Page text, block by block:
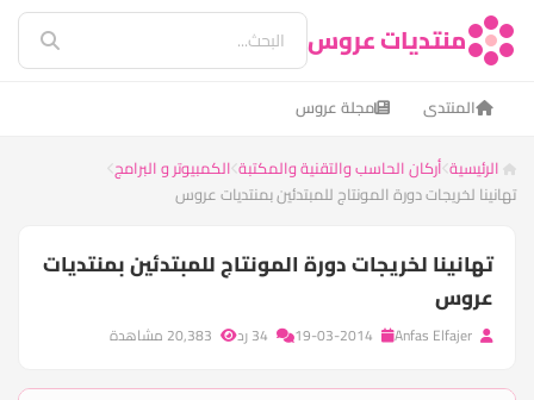
منتديات عروس
المنتدى مجلة عروس
الرئيسية أركان الحاسب والتقنية والمكتبة الكمبيوتر و البرامج
تهانينا لخريجات دورة المونتاج للمبتدئين بمنتديات عروس
تهانينا لخريجات دورة المونتاج للمبتدئين بمنتديات
عروس